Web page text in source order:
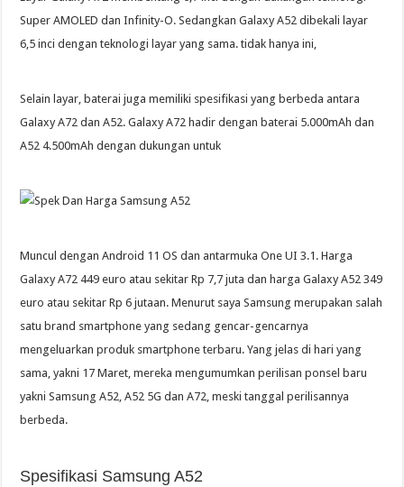
Super AMOLED dan Infinity-O. Sedangkan Galaxy A52 dibekali layar
6,5 inci dengan teknologi layar yang sama. tidak hanya ini,
Selain layar, baterai juga memiliki spesifikasi yang berbeda antara
Galaxy A72 dan A52. Galaxy A72 hadir dengan baterai 5.000mAh dan
A52 4.500mAh dengan dukungan untuk
Muncul dengan Android 11 OS dan antarmuka One UI 3.1. Harga
Galaxy A72 449 euro atau sekitar Rp 7,7 juta dan harga Galaxy A52 349
euro atau sekitar Rp 6 jutaan. Menurut saya Samsung merupakan salah
satu brand smartphone yang sedang gencar-gencarnya
mengeluarkan produk smartphone terbaru. Yang jelas di hari yang
sama, yakni 17 Maret, mereka mengumumkan perilisan ponsel baru
yakni Samsung A52, A52 5G dan A72, meski tanggal perilisannya
berbeda.
Spesifikasi Samsung A52